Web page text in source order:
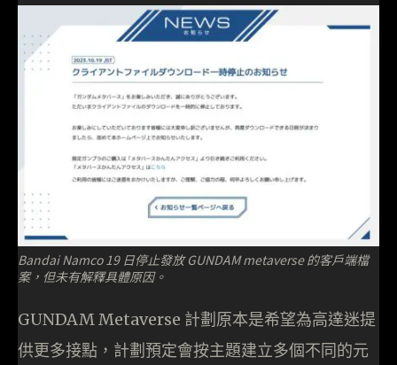
Bandai Namco 19 日停止發放 GUNDAM metaverse 的客戶端檔
案，但未有解釋具體原因。
GUNDAM Metaverse 計劃原本是希望為高達迷提
供更多接點，計劃預定會按主題建立多個不同的元